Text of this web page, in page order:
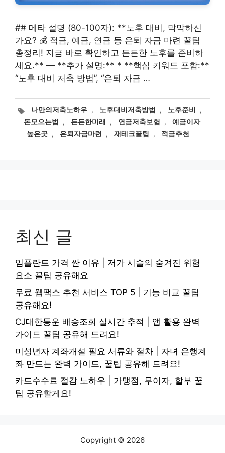
## 메타 설명 (80-100자): **노후 대비, 막막하신
가요? 💰 적금, 예금, 연금 등 은퇴 자금 마련 꿀팁
총정리! 지금 바로 확인하고 든든한 노후를 준비하
세요.** — **추가 설명:** * **핵심 키워드 포함:**
“노후 대비 저축 방법”, “은퇴 자금 …
태
그
나만의저축노하우 , 노후대비저축방법 , 노후준비
,
돈모으는법
, 든든한미래 , 연금저축보험 ,
예금이자
높은곳 , 은퇴자금마련 , 재테크꿀팁 , 적금추천
최신 글
임플란트 가격 싼 이유 | 저가 시술의 숨겨진 위험
요소 꿀팁 공유해요
무료 웹팩스 추천 서비스 TOP 5 | 기능 비교 꿀팁
공유해요!
CJ대한통운 배송조회 실시간 추적 | 앱 활용 완벽
가이드 꿀팁 공유해 드려요!
미성년자 계좌개설 필요 서류와 절차 | 자녀 은행계
좌 만드는 완벽 가이드, 꿀팁 공유해 드려요!
카드수수료 절감 노하우 | 가맹점, 무이자, 할부 꿀
팁 공유할게요!
Copyright © 2026